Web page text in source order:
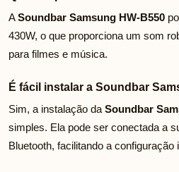
ASoundbar Samsung HW-B550
430W, o que proporciona um som
para filmes e música.
É fácil instalar a Soundbar
Sim, a instalação da Soundbar
simples. Ela pode ser conectada a
Bluetooth, facilitando a configuração